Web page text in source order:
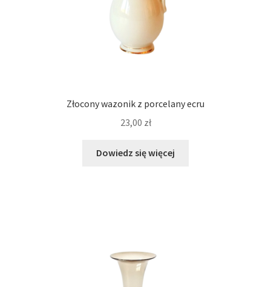
Złocony wazonik z porcelany ecru
23,00 zł
Dowiedz się więcej